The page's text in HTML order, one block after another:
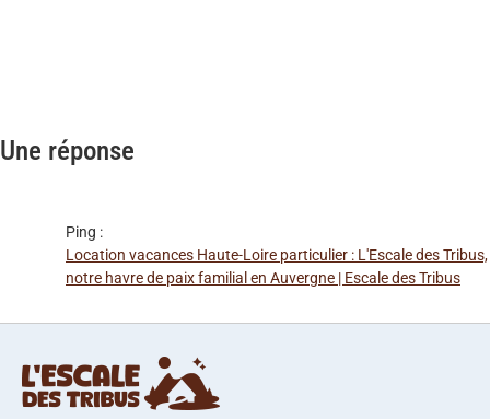
Une réponse
Ping :
Location vacances Haute-Loire particulier : L'Escale des Tribus,
notre havre de paix familial en Auvergne | Escale des Tribus